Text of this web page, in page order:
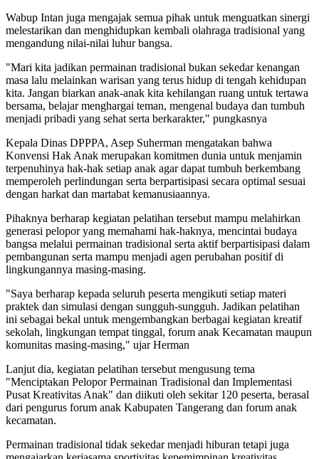
Wabup Intan juga mengajak semua pihak untuk menguatkan sinergi
melestarikan dan menghidupkan kembali olahraga tradisional yang
mengandung nilai-nilai luhur bangsa.
"Mari kita jadikan permainan tradisional bukan sekedar kenangan
masa lalu melainkan warisan yang terus hidup di tengah kehidupan
kita. Jangan biarkan anak-anak kita kehilangan ruang untuk tertawa
bersama, belajar menghargai teman, mengenal budaya dan tumbuh
menjadi pribadi yang sehat serta berkarakter," pungkasnya
Kepala Dinas DPPPA, Asep Suherman mengatakan bahwa
Konvensi Hak Anak merupakan komitmen dunia untuk menjamin
terpenuhinya hak-hak setiap anak agar dapat tumbuh berkembang
memperoleh perlindungan serta berpartisipasi secara optimal sesuai
dengan harkat dan martabat kemanusiaannya.
Pihaknya berharap kegiatan pelatihan tersebut mampu melahirkan
generasi pelopor yang memahami hak-haknya, mencintai budaya
bangsa melalui permainan tradisional serta aktif berpartisipasi dalam
pembangunan serta mampu menjadi agen perubahan positif di
lingkungannya masing-masing.
"Saya berharap kepada seluruh peserta mengikuti setiap materi
praktek dan simulasi dengan sungguh-sungguh. Jadikan pelatihan
ini sebagai bekal untuk mengembangkan berbagai kegiatan kreatif
sekolah, lingkungan tempat tinggal, forum anak Kecamatan maupun
komunitas masing-masing," ujar Herman
Lanjut dia, kegiatan pelatihan tersebut mengusung tema
"Menciptakan Pelopor Permainan Tradisional dan Implementasi
Pusat Kreativitas Anak" dan diikuti oleh sekitar 120 peserta, berasal
dari pengurus forum anak Kabupaten Tangerang dan forum anak
kecamatan.
Permainan tradisional tidak sekedar menjadi hiburan tetapi juga